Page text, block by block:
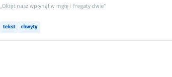
„Okręt nasz wpłynął w mgłę i fregaty dwie”
tekst chwyty